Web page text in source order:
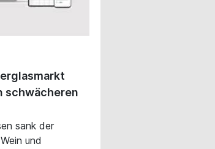
schwächeren
sank der
und